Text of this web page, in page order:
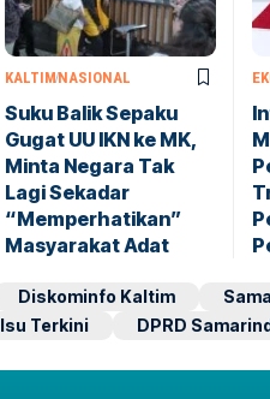
KALTIMNASIONAL
Suku Balik Sepaku
Gugat UU IKN ke MK,
Minta Negara Tak
Lagi Sekadar
“Memperhatikan”
Masyarakat Adat
Diskominfo Kaltim
Isu Terkini DPRD